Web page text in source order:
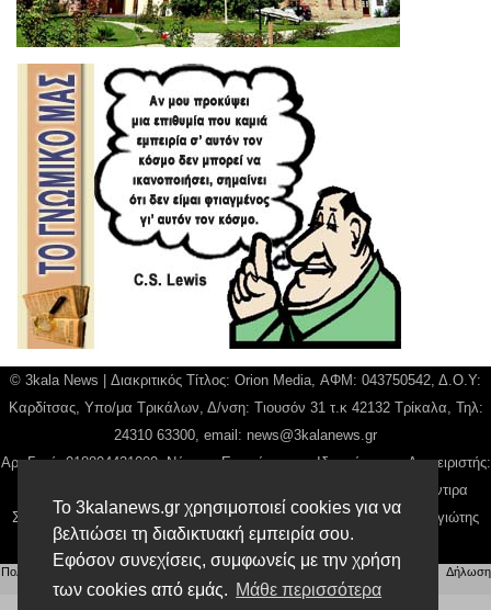
Το 3kalanews.gr χρησιμοποιεί cookies για να
βελτιώσει τη διαδικτυακή εμπειρία σου.
Εφόσον συνεχίσεις, συμφωνείς με την χρήση
των cookies από εμάς. Μάθε περισσότερα
© 3kala News | Διακριτικός Τίτλος: Orion Media, ΑΦΜ: 043750542, Δ.Ο.Υ:
Καρδίτσας, Υπο/μα Τρικάλων, Δ/νση: Τιουσόν 31 τ.κ 42132 Τρίκαλα, Τηλ:
24310 63300, email: news@3kalanews.gr
Αρ. Γεμή: 018804431000, Νόμιμος Εκπρόσωπος, Ιδιοκτήτης και Διαχειριστής:
Παναγιώτης Φιλίππου, Διευθύντρια: Γιαννουσά Βασιλική, Διευθύντιρα
Σύνταξης: Μπαλαμπάνη Βασιλική. Δικαιούχος domain name Παναγιώτης
Φιλίππου
Πολιτική απορρήτου Αίτηση Διαχείρισης Προσωπικών Δεδομένων |Όροι χρήσης
Δήλωση
Συμμόρφωσης